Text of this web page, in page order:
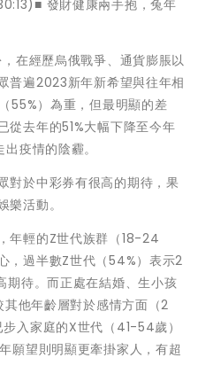
發財健康兩手抱，兔年
在經歷烏俄戰爭、通貨膨脹以
普遍2023新年新希望與往年相
55%）為重，但最明顯的差
從去年的51%大幅下降至今年
疫情的陰霾。
對於中彩券有很高的期待，果
活動。
年輕的Z世代族群（18-24
，過半數Z世代（54%）表示2
期待。而正處在結婚、生小孩
他年齡層對於感情方面（2
入家庭的X世代（41-54歲）
願望則明顯更牽掛家人，有超